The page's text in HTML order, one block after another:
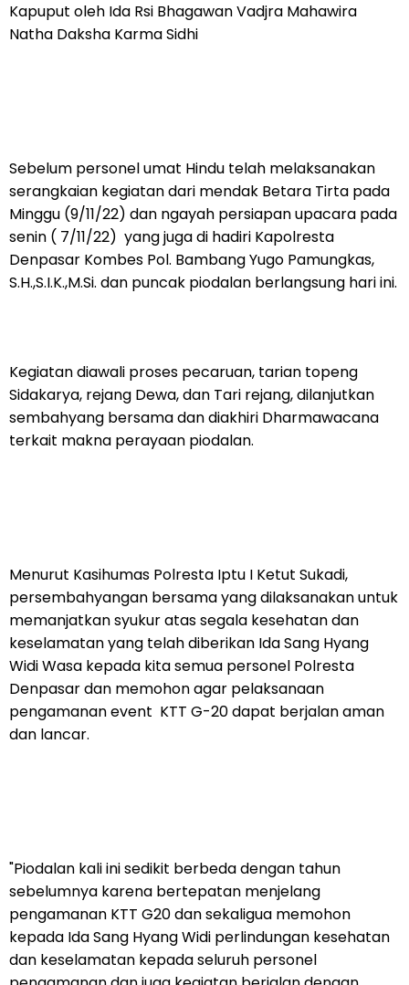
Kapuput oleh Ida Rsi Bhagawan Vadjra Mahawira
Natha Daksha Karma Sidhi
Sebelum personel umat Hindu telah melaksanakan
serangkaian kegiatan dari mendak Betara Tirta pada
Minggu (9/11/22) dan ngayah persiapan upacara pada
senin ( 7/11/22) yang juga di hadiri Kapolresta
Denpasar Kombes Pol. Bambang Yugo Pamungkas,
S.H.,S.I.K.,M.Si. dan puncak piodalan berlangsung hari ini.
Kegiatan diawali proses pecaruan, tarian topeng
Sidakarya, rejang Dewa, dan Tari rejang, dilanjutkan
sembahyang bersama dan diakhiri Dharmawacana
terkait makna perayaan piodalan.
Menurut Kasihumas Polresta Iptu I Ketut Sukadi,
persembahyangan bersama yang dilaksanakan untuk
memanjatkan syukur atas segala kesehatan dan
keselamatan yang telah diberikan Ida Sang Hyang
Widi Wasa kepada kita semua personel Polresta
Denpasar dan memohon agar pelaksanaan
pengamanan event KTT G-20 dapat berjalan aman
dan lancar.
"Piodalan kali ini sedikit berbeda dengan tahun
sebelumnya karena bertepatan menjelang
pengamanan KTT G20 dan sekaligua memohon
kepada Ida Sang Hyang Widi perlindungan kesehatan
dan keselamatan kepada seluruh personel